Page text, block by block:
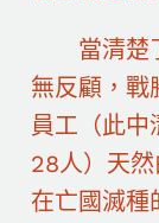
當清楚
無反顧，戰
員工（此中
28人）天
在亡國滅種